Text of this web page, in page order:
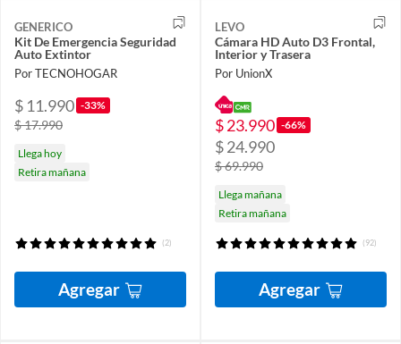
GENERICO
Kit De Emergencia Seguridad
Auto Extintor
Por TECNOHOGAR
$ 11.990 -33%
$ 17.990
Llega hoy
Retira mañana
(2)
Agregar
LEVO
Cámara HD Auto D3 Frontal,
Interior y Trasera
Por UnionX
$ 23.990 -66%
$ 24.990
$ 69.990
Llega mañana
Retira mañana
(92)
Agregar